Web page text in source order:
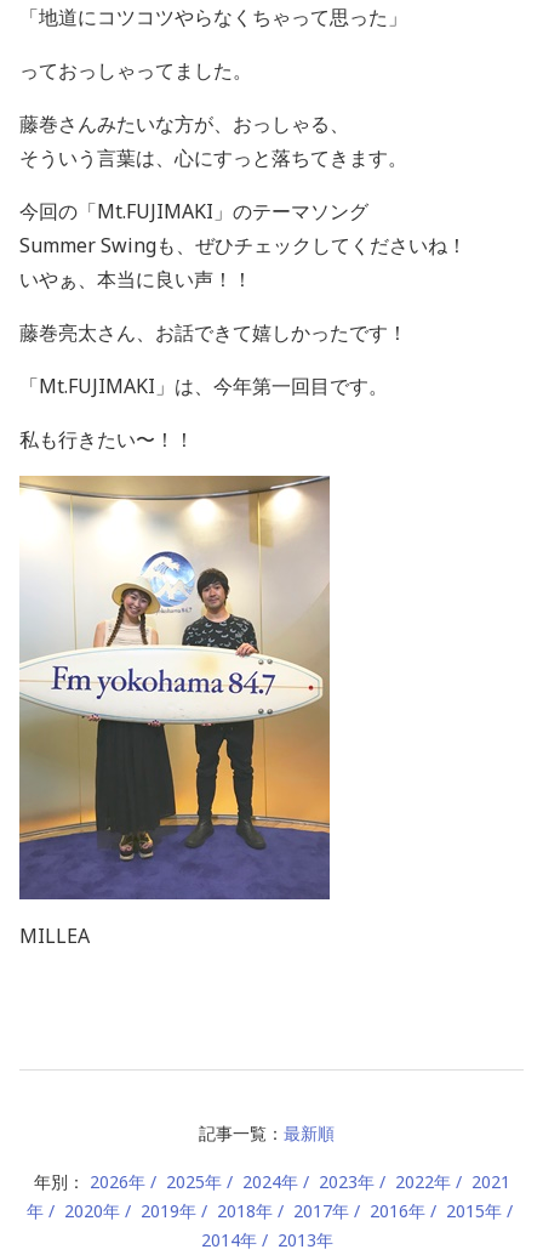
「地道にコツコツやらなくちゃって思った」
っておっしゃってました。
藤巻さんみたいな方が、おっしゃる、
そういう言葉は、心にすっと落ちてきます。
今回の「Mt.FUJIMAKI」のテーマソング
Summer Swingも、ぜひチェックしてくださいね！
いやぁ、本当に良い声！！
藤巻亮太さん、お話できて嬉しかったです！
「Mt.FUJIMAKI」は、今年第一回目です。
私も行きたい〜！！
MILLEA
記事一覧： 最新順
年別： 2026年 2025年 2024年 2023年 2022年
2021
年
2020年 2019年 2018年 2017年 2016年
2015年
2014年
2013年